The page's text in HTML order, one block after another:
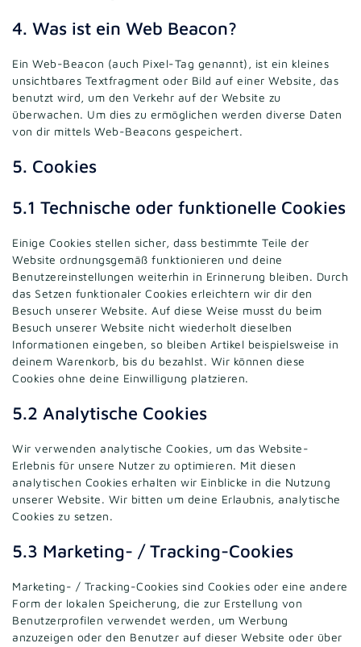
4. Was ist ein Web Beacon?
Ein Web-Beacon (auch Pixel-Tag genannt), ist ein kleines
unsichtbares Textfragment oder Bild auf einer Website, das
benutzt wird, um den Verkehr auf der Website zu
überwachen. Um dies zu ermöglichen werden diverse Daten
von dir mittels Web-Beacons gespeichert.
5. Cookies
5.1 Technische oder funktionelle Cookies
Einige Cookies stellen sicher, dass bestimmte Teile der
Website ordnungsgemäß funktionieren und deine
Benutzereinstellungen weiterhin in Erinnerung bleiben. Durch
das Setzen funktionaler Cookies erleichtern wir dir den
Besuch unserer Website. Auf diese Weise musst du beim
Besuch unserer Website nicht wiederholt dieselben
Informationen eingeben, so bleiben Artikel beispielsweise in
deinem Warenkorb, bis du bezahlst. Wir können diese
Cookies ohne deine Einwilligung platzieren.
5.2 Analytische Cookies
Wir verwenden analytische Cookies, um das Website-
Erlebnis für unsere Nutzer zu optimieren. Mit diesen
analytischen Cookies erhalten wir Einblicke in die Nutzung
unserer Website. Wir bitten um deine Erlaubnis, analytische
Cookies zu setzen.
5.3 Marketing- / Tracking-Cookies
Marketing- / Tracking-Cookies sind Cookies oder eine andere
Form der lokalen Speicherung, die zur Erstellung von
Benutzerprofilen verwendet werden, um Werbung
anzuzeigen oder den Benutzer auf dieser Website oder über